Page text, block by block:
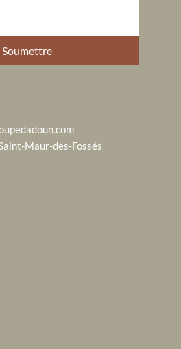
Maur-des-Fossés
Soumettre